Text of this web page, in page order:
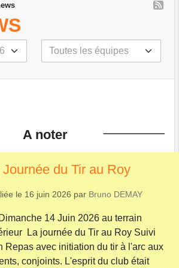
A noter
Journée du Tir au Roy
le 16 juin 2026 par Bruno DEMAY
14 Juin 2026 au terrain
La journée du Tir au Roy Suivi
Repas avec initiation du tir à l'arc aux
conjoints. L'esprit du club était